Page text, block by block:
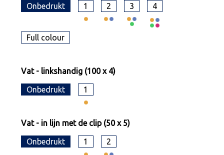
Onbedrukt 1 2 3 4
Full colour
Vat - linkshandig (100 x 4)
Onbedrukt 1
Vat - in lijn met de clip (50 x 5)
Onbedrukt 1 2